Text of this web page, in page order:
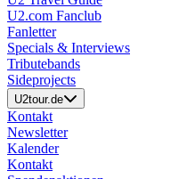
U2.com Fanclub
Fanletter
Specials & Interviews
Tributebands
Sideprojects
U2tour.de
Kontakt
Newsletter
Kalender
Kontakt